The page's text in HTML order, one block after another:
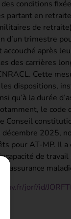
conditions
partant en
de
d’un trimestre
après
des carrières
Cette
dispositions,
qu’à la durée
le code
Conseil
décembre 2025,
pour AT-MP. Il
de
d’assurance
jorf/id/